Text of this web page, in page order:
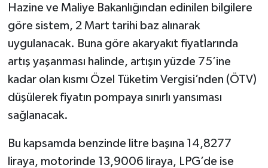
Hazine ve Maliye Bakanlığından edinilen bilgilere
göre sistem, 2 Mart tarihi baz alınarak
uygulanacak. Buna göre akaryakıt fiyatlarında
artış yaşanması halinde, artışın yüzde 75’ine
kadar olan kısmı Özel Tüketim Vergisi’nden (ÖTV)
düşülerek fiyatın pompaya sınırlı yansıması
sağlanacak.
Bu kapsamda benzinde litre başına 14,8277
liraya, motorinde 13,9006 liraya, LPG’de ise